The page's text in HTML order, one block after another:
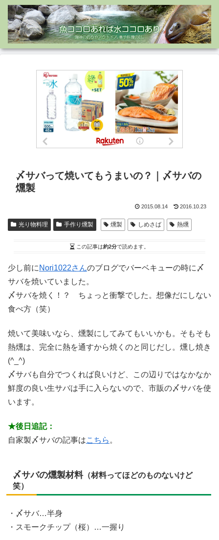
〆サバって焼いてもうまいの？｜〆サバの
燻製
2015.08.14 2016.10.23
光り物料理 手作り燻製 燻製 しめさば 熱燻
この記事は約2分で読めます。
少し前に Nori1022さんのブログでバーベキューの時に〆
サバを焼いていました。
〆サバを焼く！？ ちょっと衝撃でした。想像だにしない
食べ方（笑）
焼いて美味いなら、燻製にしてみてもいいかも。そもそも
熱燻は、完全に熱を通すから焼くのと同じだし。燻し焼き
(^_^)
〆サバも自分でつくれば良いけど、この辺りではなかなか
鮮度の良い生サバは手に入らないので、市販の〆サバを使
います。
★後日追記：
自家製〆サバの記事はこちら。
〆サバの燻製材料（材料ってほどのものないけど
笑）
・〆サバ…半身
・スモークチップ（桜）…一握り